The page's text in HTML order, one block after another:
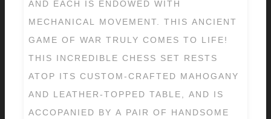
AND EACH IS ENDOWED WITH
MECHANICAL MOVEMENT. THIS ANCIENT
GAME OF WAR TRULY COMES TO LIFE!
THIS INCREDIBLE CHESS SET RESTS
ATOP ITS CUSTOM-CRAFTED MAHOGANY
AND LEATHER-TOPPED TABLE, AND IS
ACCOPANIED BY A PAIR OF HANDSOME